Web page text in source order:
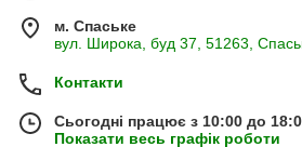
м. Спаське
вул. Широка, буд 37, 51263,
Контакти
Сьогодні працює з 10:00 до
Показати весь графік роботи